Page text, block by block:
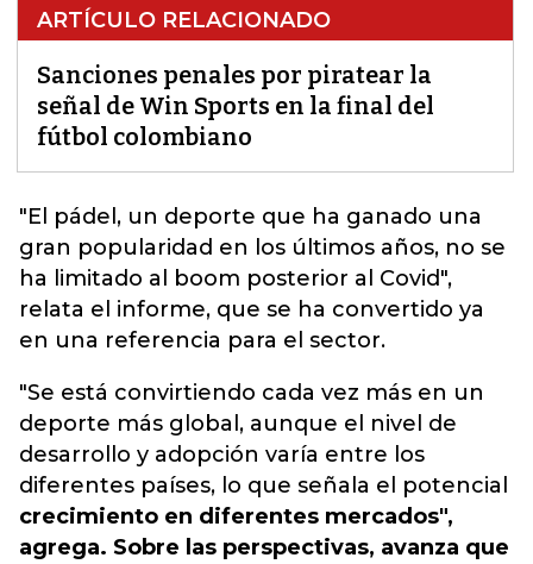
ARTÍCULO RELACIONADO
Sanciones penales por piratear la
señal de Win Sports en la final del
fútbol colombiano
"El pádel, un deporte que ha ganado una
gran popularidad en los últimos años, no se
ha limitado al boom posterior al Covid",
relata el informe, que se ha convertido ya
en una referencia para el sector.
"Se está convirtiendo cada vez más en un
deporte más global, aunque el nivel de
desarrollo y adopción varía entre los
diferentes países, lo que señala el potencial
crecimiento en diferentes mercados",
agrega. Sobre las perspectivas, avanza que